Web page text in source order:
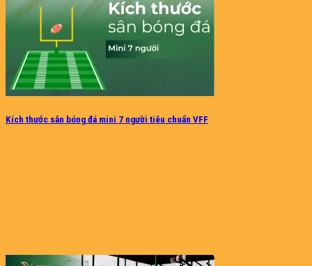
Kích thước sân bóng đá mini 7 người tiêu chuẩn VFF